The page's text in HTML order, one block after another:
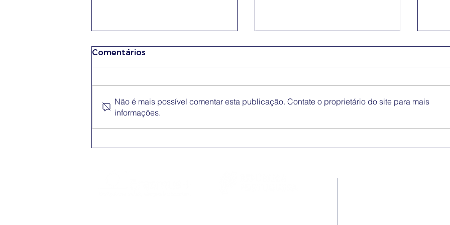
Conferência Erasmus+
Medidas excecionais de
Superior | Ucrânia
Dia
Comentários
Não é mais possível comentar esta publicação. Contate o proprietário do site para mais
informações.